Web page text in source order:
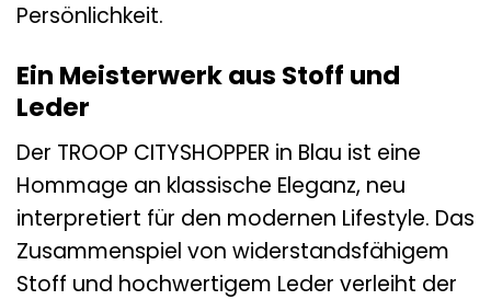
Persönlichkeit.
Ein Meisterwerk aus Stoff und
Leder
Der TROOP CITYSHOPPER in Blau ist eine
Hommage an klassische Eleganz, neu
interpretiert für den modernen Lifestyle. Das
Zusammenspiel von widerstandsfähigem
Stoff und hochwertigem Leder verleiht der